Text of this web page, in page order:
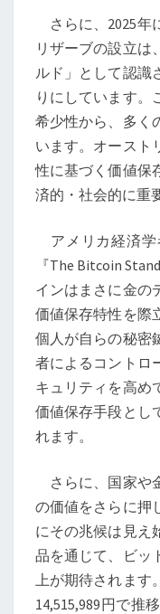
さらに、2025年
リザーブの設立は
ルド」として認識
りにしています。
希少性から、多く
います。オースト
性に基づく価値保
済的・社会的に重
アメリカ経済学
『The Bitcoin
インはまさに金の
価値保存特性を際
個人が自らの秘密
者によるコントロ
キュリティを高め
価値保存手段とし
れます。
さらに、国家や
の価値をさらに押
にその兆候は見え
品を通じて、ビッ
上が期待されます
14,515,989円で推